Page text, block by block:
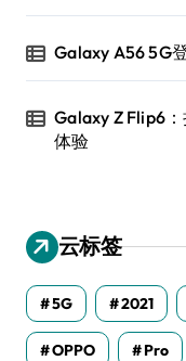
Galaxy A56 5G
Galaxy Z Flip6
体验
云标签
5G 2021
OPPO Pro